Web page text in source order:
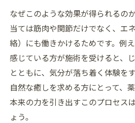
なぜこのような効果が得られるの
当ては筋肉や関節だけでなく、エ
絡）にも働きかけるためです。例
感じている方が施術を受けると、
とともに、気分が落ち着く体験を
自然な癒しを求める方にとって、
本来の力を引き出すこのプロセス
ょう。